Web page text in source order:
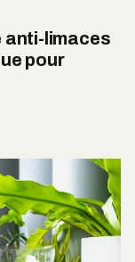
anti-limaces
pour